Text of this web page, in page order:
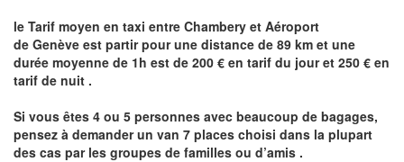
le Tarif moyen en taxi entre Chambery et Aéroport
de Genève est partir pour une distance de 89 km et une
durée moyenne de 1h est de 200 € en tarif du jour et 250 € en
tarif de nuit .
Si vous êtes 4 ou 5 personnes avec beaucoup de bagages,
pensez à demander un van 7 places choisi dans la plupart
des cas par les groupes de familles ou d’amis .